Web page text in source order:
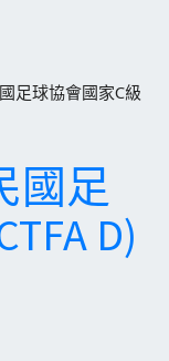
足球協會國家C級
國足
D)